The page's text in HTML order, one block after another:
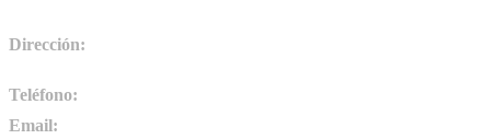
Dirección:
Teléfono:
Email: